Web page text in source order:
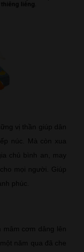
vị thần giúp dân
núc. Mà còn xua
chủ bình an, may
mọi người. Giúp
phúc.
mâm cơm dâng lên
năm qua đã che